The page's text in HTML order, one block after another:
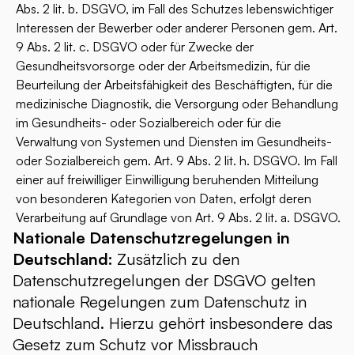
Abs. 2 lit. b. DSGVO, im Fall des Schutzes lebenswichtiger
Interessen der Bewerber oder anderer Personen gem. Art.
9 Abs. 2 lit. c. DSGVO oder für Zwecke der
Gesundheitsvorsorge oder der Arbeitsmedizin, für die
Beurteilung der Arbeitsfähigkeit des Beschäftigten, für die
medizinische Diagnostik, die Versorgung oder Behandlung
im Gesundheits- oder Sozialbereich oder für die
Verwaltung von Systemen und Diensten im Gesundheits-
oder Sozialbereich gem. Art. 9 Abs. 2 lit. h. DSGVO. Im Fall
einer auf freiwilliger Einwilligung beruhenden Mitteilung
von besonderen Kategorien von Daten, erfolgt deren
Verarbeitung auf Grundlage von Art. 9 Abs. 2 lit. a. DSGVO.
Nationale Datenschutzregelungen in
Deutschland: Zusätzlich zu den
Datenschutzregelungen der DSGVO gelten
nationale Regelungen zum Datenschutz in
Deutschland. Hierzu gehört insbesondere das
Gesetz zum Schutz vor Missbrauch